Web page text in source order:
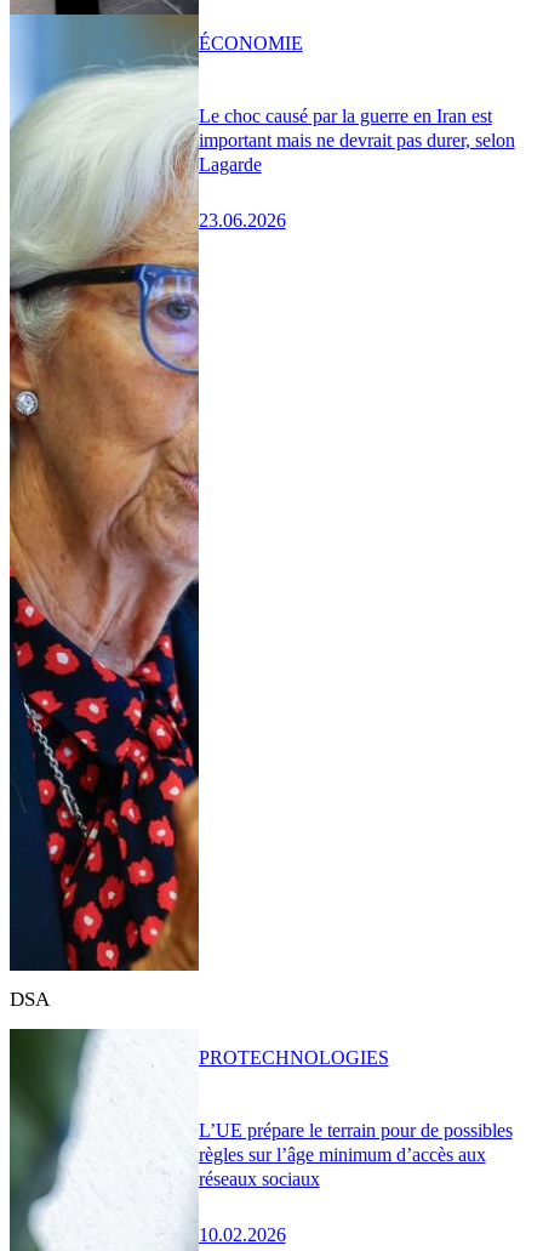
Le choc causé par la guerre en Iran est
important mais ne devrait pas durer, selon
Lagarde
23.06.2026
ÉCONOMIE
DSA
L’UE prépare le terrain pour de possibles
règles sur l’âge minimum d’accès aux
réseaux sociaux
10.02.2026
PROTECHNOLOGIES